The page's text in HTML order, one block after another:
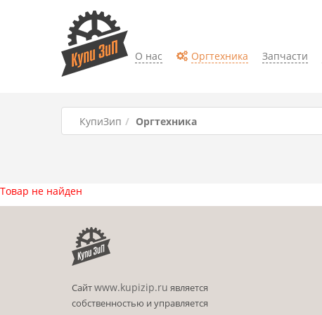
О нас Оргтехника Запчасти
КупиЗип Оргтехника
Товар не найден
Сайтwww.kupizip.ru является
собственностью и управляется